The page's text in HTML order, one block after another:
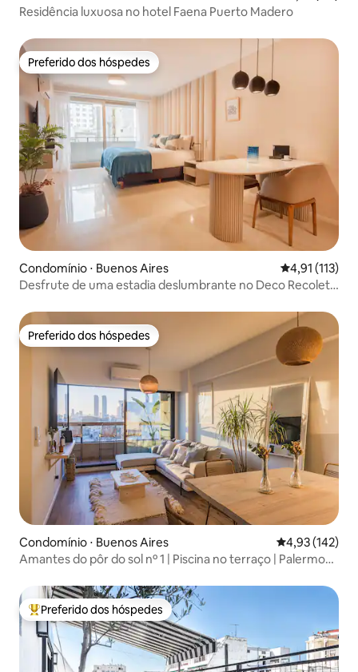
Residência luxuosa no hotel Faena Puerto Madero
Preferido dos hóspedes
Preferido dos hóspedes
Condomínio ⋅ Buenos Aires 4,91 de uma
4,91 (113)
Desfrute de uma estadia deslumbrante no Deco Recoleta
Preferido dos hóspedes
Preferido dos hóspedes
Condomínio ⋅ Buenos Aires 4,93 de uma
4,93 (142)
Amantes do pôr do sol nº 1 | Piscina no terraço | Palermo
Entre os melhores preferidos dos hóspedes
Preferido dos hóspedes